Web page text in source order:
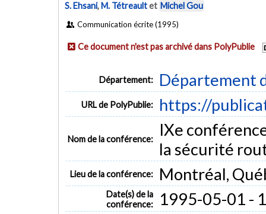
S. Ehsani,M. Tétreaultet Michel Gou
Communication écrite (1995)
Ce document n'est pas archivé dans PolyPublie
Département: Département
URL de PolyPublie: https://
Nom de la conférence:
IXe
la sécurité
Lieu de la conférence: Montréal,
Date(s) de la
conférence:
1995-05-01 -